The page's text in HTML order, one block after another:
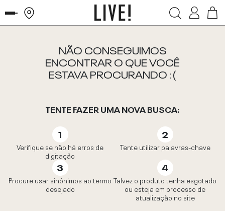
NÃO CONSEGUIMOS
ENCONTRAR O QUE VOCÊ
ESTAVA PROCURANDO :(
TENTE FAZER UMA NOVA BUSCA:
Verifique se não há erros de
digitação
Tente utilizar palavras-chave
Procure usar sinônimos ao termo
desejado
Talvez o produto tenha esgotado
ou esteja em processo de
atualização no site